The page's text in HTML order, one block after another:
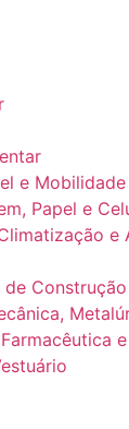
e Mobilidade
Papel e
e
de Construção